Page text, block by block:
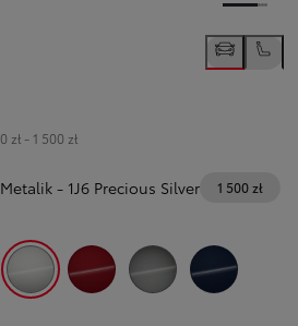
0 zł - 1 500 zł
Metalik - 1J6 Precious Silver 1 500 zł
1J6 Precious Silver